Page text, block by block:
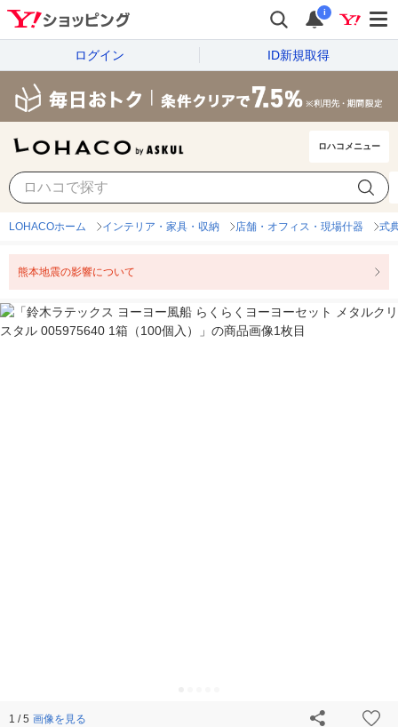
i
ログイン ID新規取得
ロハコメニュー
LOHACOホーム インテリア・家具・収納 店舗・オフィス・現場什器 式
熊本地震の影響について
1 / 5 画像を見る